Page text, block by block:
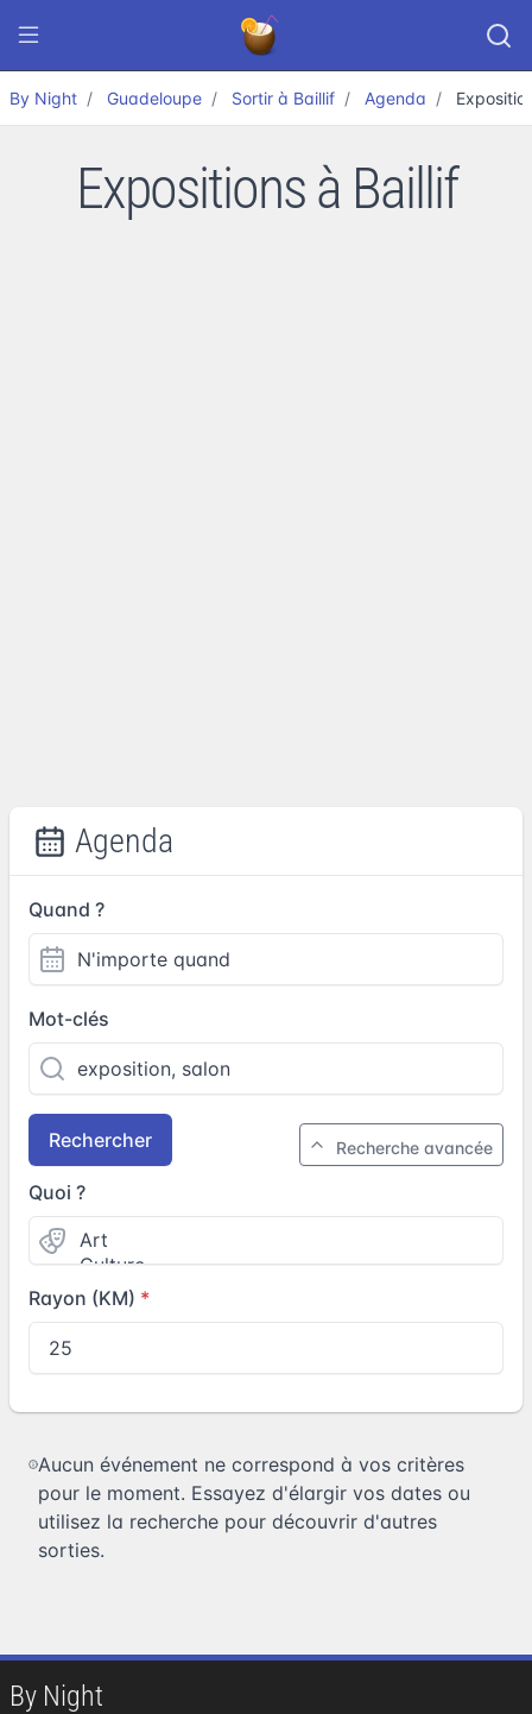
By Night Guadeloupe Sortir à Baillif Agenda
Expositions à Baillif
Agenda
Quand ?
Mot-clés
Rechercher Recherche avancée
Quoi ?
Rayon (KM)
Aucun événement ne correspond à vos critères
pour le moment. Essayez d'élargir vos dates ou
utilisez la recherche pour découvrir d'autres
sorties.
By Night